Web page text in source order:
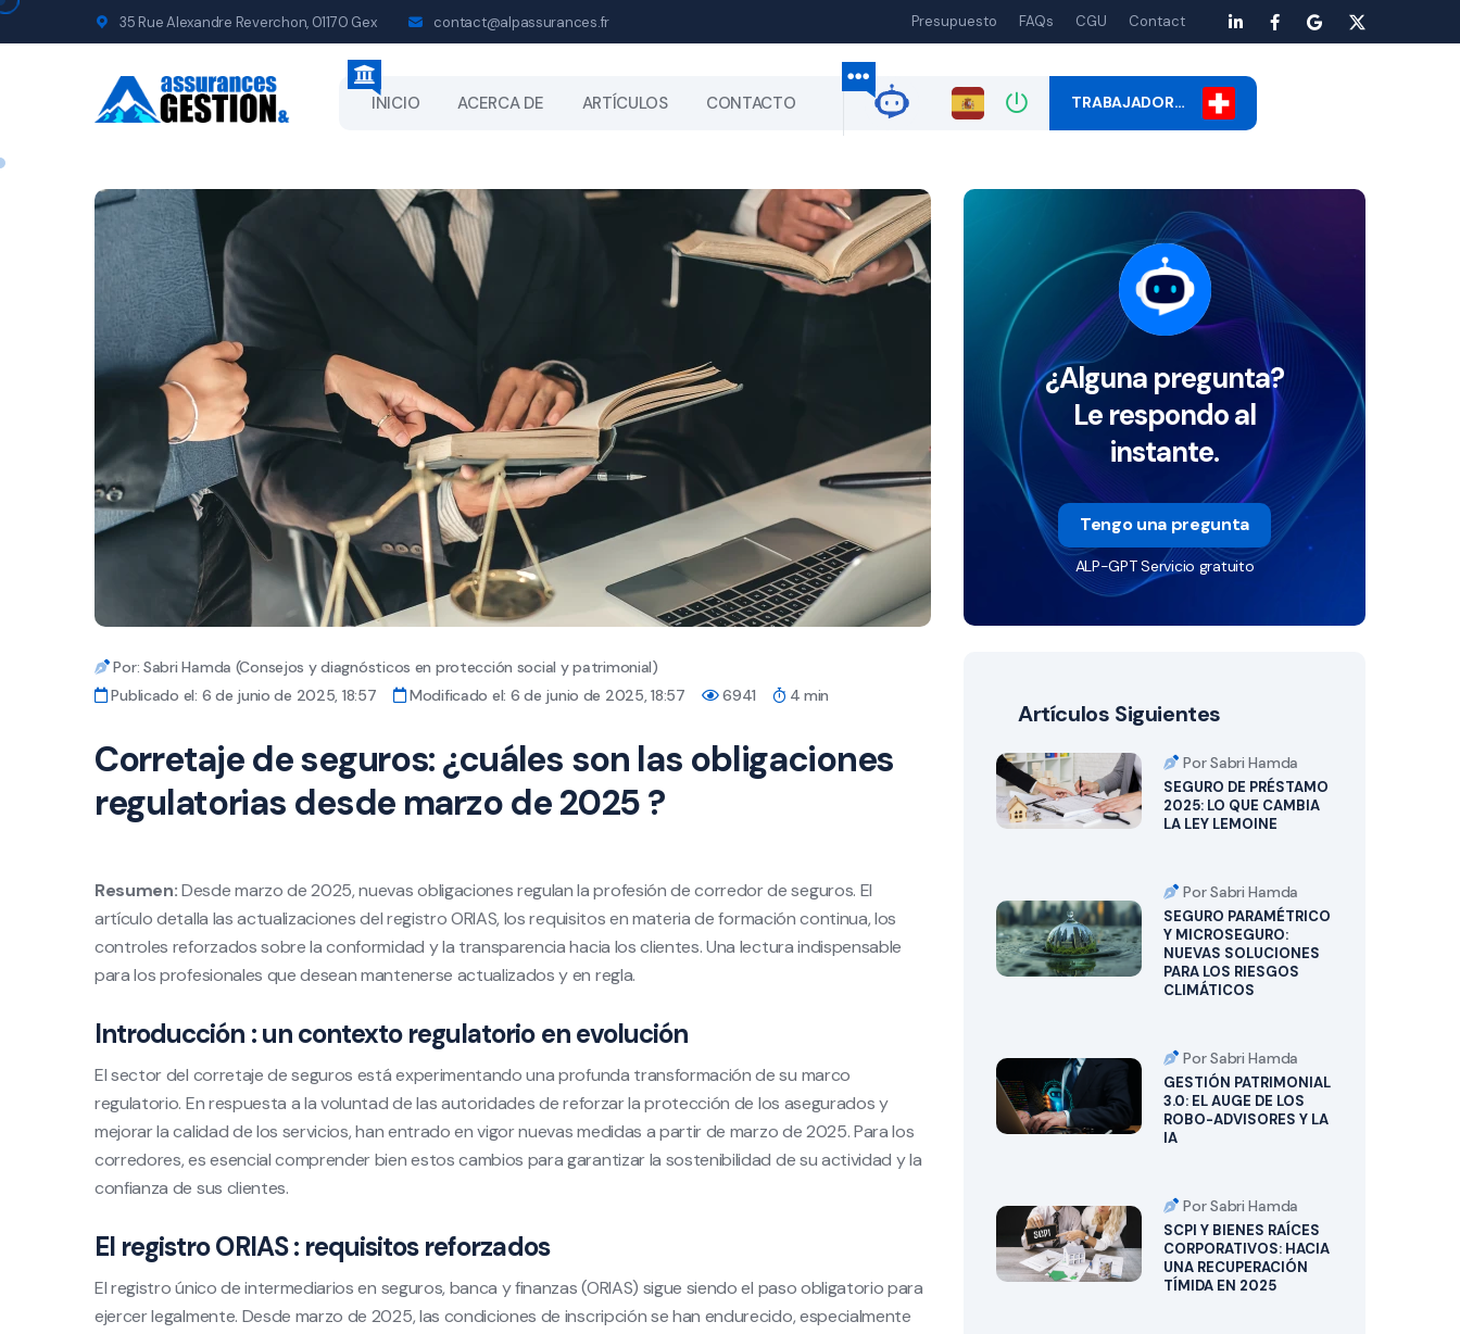
35 Rue Alexandre Reverchon, 01170 Gex contact@alpassurances.fr Presupuesto FAQs CGU Contact
INICIO ACERCA DE ARTÍCULOS CONTACTO TRABAJADOR…
Por: Sabri Hamda (Consejos y diagnósticos en protección social y patrimonial)
Publicado el: 6 de junio de 2025, 18:57
Modificado el: 6 de junio de 2025, 18:57 6941 4 min
Corretaje de seguros: ¿cuáles son las obligaciones
regulatorias desde marzo de 2025 ?
Resumen:Desde marzo de 2025, nuevas obligaciones regulan la profesión de corredor de seguros. El
artículo detalla las actualizaciones del registro ORIAS, los requisitos en materia de formación continua, los
controles reforzados sobre la conformidad y la transparencia hacia los clientes. Una lectura indispensable
para los profesionales que desean mantenerse actualizados y en regla.
Introducción : un contexto regulatorio en evolución
El sector del corretaje de seguros está experimentando una profunda transformación de su marco
regulatorio. En respuesta a la voluntad de las autoridades de reforzar la protección de los asegurados y
mejorar la calidad de los servicios, han entrado en vigor nuevas medidas a partir de marzo de 2025. Para los
corredores, es esencial comprender bien estos cambios para garantizar la sostenibilidad de su actividad y la
confianza de sus clientes.
El registro ORIAS : requisitos reforzados
El registro único de intermediarios en seguros, banca y finanzas (ORIAS) sigue siendo el paso obligatorio para
ejercer legalmente. Desde marzo de 2025, las condiciones de inscripción se han endurecido, especialmente
¿Alguna pregunta?
Le respondo al
instante.
Tengo una pregunta
ALP-GPT Servicio gratuito
Artículos Siguientes
Por Sabri Hamda
SEGURO DE PRÉSTAMO
2025: LO QUE CAMBIA
LA LEY LEMOINE
Por Sabri Hamda
SEGURO PARAMÉTRICO
Y MICROSEGURO:
NUEVAS SOLUCIONES
PARA LOS RIESGOS
CLIMÁTICOS
Por Sabri Hamda
GESTIÓN PATRIMONIAL
3.0: EL AUGE DE LOS
ROBO-ADVISORES Y LA
IA
Por Sabri Hamda
SCPI Y BIENES RAÍCES
CORPORATIVOS: HACIA
UNA RECUPERACIÓN
TÍMIDA EN 2025